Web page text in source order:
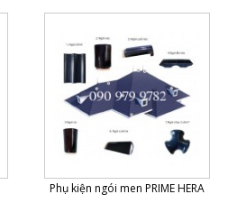
Phụ kiện ngói men PRIME HERA